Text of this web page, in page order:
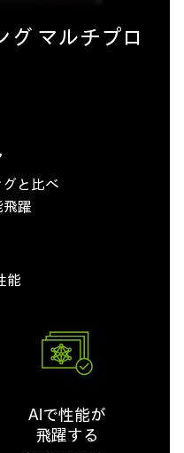
グ マルチプロ
と比べ
飛躍
能
AIで性能が
飛躍する